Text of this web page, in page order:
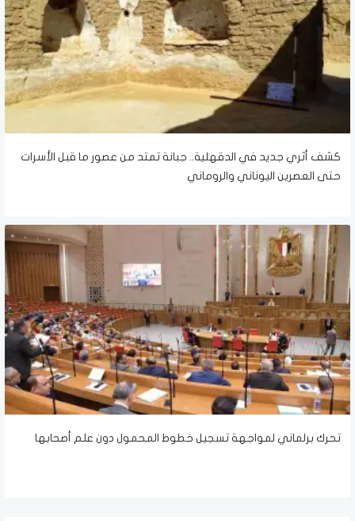
كشف أثري جديد في الدقهلية.. جبانة تمتد من عصور ما قبل الأسرات
حتى العصرين اليوناني والروماني
تحرك برلماني لمواجهة تسجيل خطوط المحمول دون علم أصحابها